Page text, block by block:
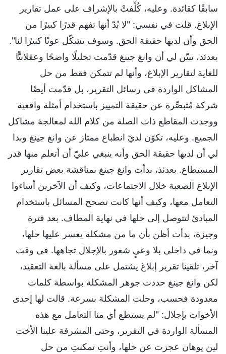
سابقًا كقائدة. وعليه، كُلِّفتْ بالإشراف على عمل تقارير
الإبلاغ. قلت في نفسي: "لا بُدّ أنها تفهم قدرًا كبيرًا من
الحق وأن لديها حقيقة الحق. وسوف تشكّل عونًا كبيرًا لنا".
بعدئذ، تبيّن لي أن وانغ جينغ قدّمت تحليلًا واضحًا وعقلانيًّا
للغاية لتقارير الإبلاغ، وأنها لم تتمكن فقط من حل
المشاكل الواردة في رسائل التقرير، بل قدّمت أيضًا
شركة مُتبصِّرة عن حقيقة التمييز باستخدام أمثلة واقعية
ووجدت المقاطع ذات الصلة من كلام الله لمعالجة مشاكل
الجميع. وعليه، تكوّن لديّ انطباع ممتاز عن وانغ جينغ وبدا
لي أن لديها حقيقة الحق وأنه ينبغي عليّ أن أتعلم منها قدر
المستطاع. بعدئذ، بدأت وانغ جينغ بمناقشة بعض تقارير
الإبلاغ الصعبة خلال الاجتماعات، وكيف أن الآخرين أساءوا
التعامل معها، وكيف أنها كانت تصحح المسائل باستخدام
المبادئ لتتوصل إلى حلها في نهاية المطاف. بعد فترة
وجيزة، بدأت أظن بأن ما من مشكلة يعسر عليها حلها،
ونما في داخلي بلا وعيٍ شعور بالإجلال تجاهها. في وقت
آخر، تلقينا تقرير إبلاغ يشتمل على مسألة بالغة التعقيد،
لكن وانغ جينغ حددت جوهر المشكلة بواسطة كلمات
معدودة فحسب، وحلت المشكلة بسرعة. قالت لها إحدى
الأخوات بإجلال: "لم يستطع أي منا التعامل مع هذه
المسألة الواردة في التقرير، وحتى المشرفة علينا الأخت
لين يوهان عجزت عن حلها، وأنتِ تمكنتِ من حل